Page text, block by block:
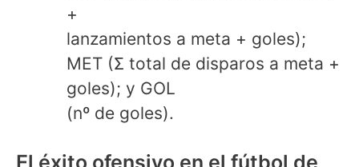
+
lanzamientos a meta + goles);
MET (Σ total de disparos a meta +
goles); y GOL
(nº de goles).